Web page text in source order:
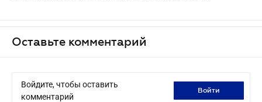
Оставьте комментарий
Войдите, чтобы оставить
комментарий
войти